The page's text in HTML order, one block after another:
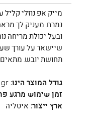
נמרח. מעניק לך
ובעל יכולת מריחה
שיישאר על עורך
תחושת יובש. מתאים
גודל המוצר הינו:
זמן שימוש מרגע
ארץ ייצור: איטליה